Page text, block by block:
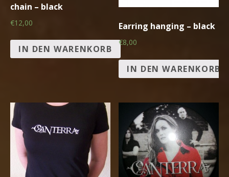
chain – black
€12,00
IN DEN WARENKORB
Earring hanging – black
€8,00
IN DEN WARENKORB